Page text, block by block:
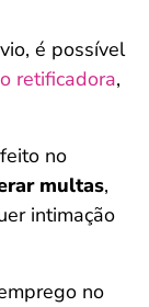
é possível
retificadora,
no
multas,
intimação
no